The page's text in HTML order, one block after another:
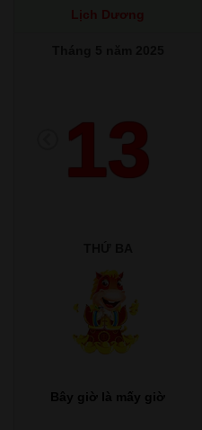
Lịch Dương
13
Bây giờ là mấy giờ